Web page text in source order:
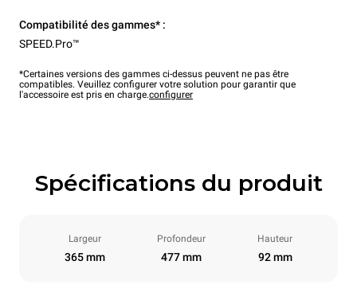
Compatibilité des gammes* :
SPEED.Pro™
*Certaines versions des gammes ci-dessus peuvent ne pas être
compatibles. Veuillez configurer votre solution pour garantir que
l'accessoire est pris en charge.configurer
Spécifications du produit
Largeur
365 mm
Profondeur
477 mm
Hauteur
92 mm